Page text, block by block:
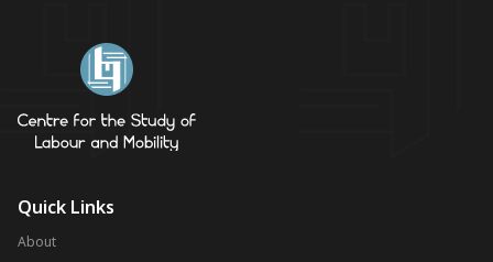
Quick Links
About